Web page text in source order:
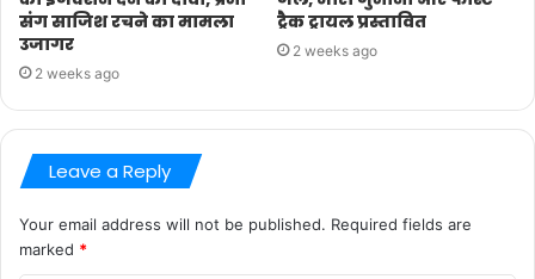
संग साजिश रचने का मामला
उजागर
2 weeks ago
ट्रैक ट्रायल प्रस्तावित
2 weeks ago
Leave a Reply
Your email address will not be published. Required fields are
marked *